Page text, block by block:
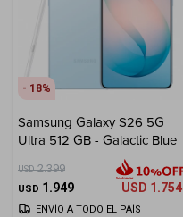
18
Samsung Galaxy S26 5G
Ultra 512 GB - Galactic Blue
USD 2.399
USD 1.949 USD 1.754
ENVÍO A TODO EL PAÍS